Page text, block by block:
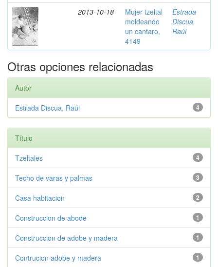
2013-10-18
Mujer tzeltal
moldeando
un cantaro,
4149
Estrada
Discua,
Raúl
Otras opciones relacionadas
Autor
4
Estrada Discua, Raúl
Título
4
Tzeltales
3
Techo de varas y palmas
2
Casa habitacion
1
Construccion de abode
1
Construccion de adobe y madera
1
Contrucion adobe y madera